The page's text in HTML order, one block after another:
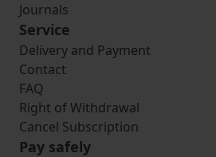
Journals
Service
Delivery and Payment
Contact
FAQ
Right of Withdrawal
Cancel Subscription
Pay safely